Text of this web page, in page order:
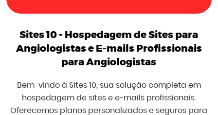
Sites 10 - Hospedagem de Sites para
Angiologistase E-mails Profissionais
para Angiologistas
Bem-vindo à Sites 10, sua solução completa em
hospedagem de sites e e-mails profissionais.
Oferecemos planos personalizados e seguros para